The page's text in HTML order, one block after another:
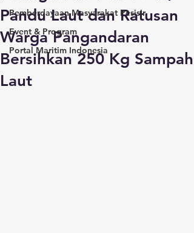
Pemberdayaan Masyarakat Pesisir
Event & Program
Portal Maritim Indonesia
Pandu Laut dan Ratusan
Warga Pangandaran
Bersihkan 250 Kg Sampah
Laut